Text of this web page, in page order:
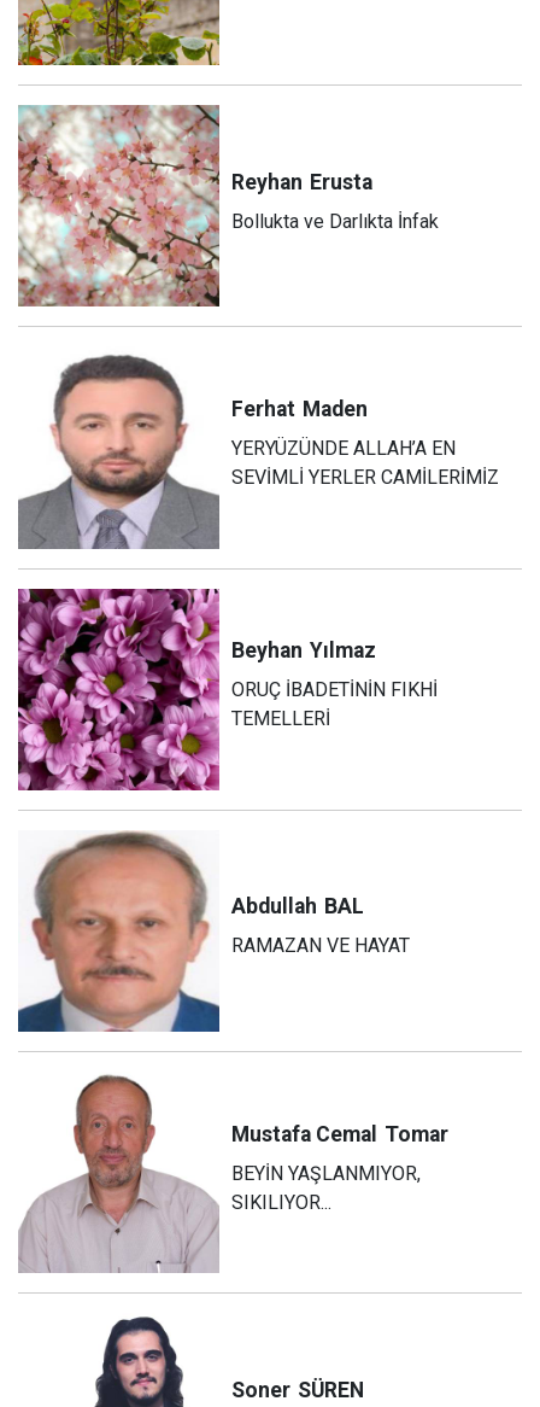
Reyhan Erusta
Bollukta ve Darlıkta İnfak
Ferhat Maden
YERYÜZÜNDE ALLAH’A EN
SEVİMLİ YERLER CAMİLERİMİZ
Beyhan Yılmaz
ORUÇ İBADETİNİN FIKHİ
TEMELLERİ
Abdullah BAL
RAMAZAN VE HAYAT
Mustafa Cemal Tomar
BEYİN YAŞLANMIYOR,
SIKILIYOR...
Soner SÜREN